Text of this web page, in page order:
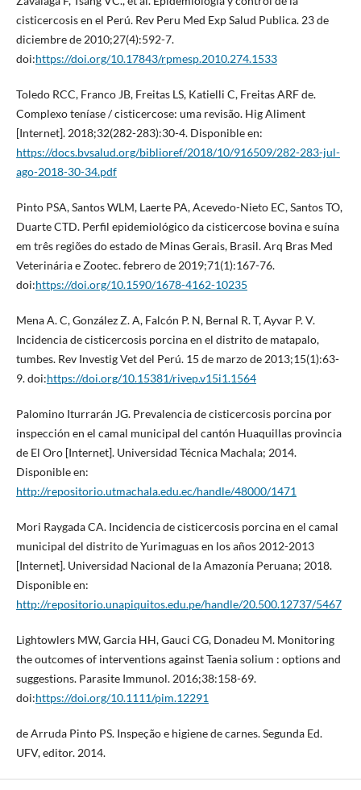
cisticercosis en el Perú. Rev Peru Med Exp Salud Publica. 23 de
diciembre de 2010;27(4):592-7.
doi:https://doi.org/10.17843/rpmesp.2010.274.1533
Toledo RCC, Franco JB, Freitas LS, Katielli C, Freitas ARF de.
Complexo teníase / cisticercose: uma revisão. Hig Aliment
[Internet]. 2018;32(282-283):30-4. Disponible en:
https://docs.bvsalud.org/biblioref/2018/10/916509/282-283-jul-
ago-2018-30-34.pdf
Pinto PSA, Santos WLM, Laerte PA, Acevedo-Nieto EC, Santos TO,
Duarte CTD. Perfil epidemiológico da cisticercose bovina e suína
em três regiões do estado de Minas Gerais, Brasil. Arq Bras Med
Veterinária e Zootec. febrero de 2019;71(1):167-76.
doi:https://doi.org/10.1590/1678-4162-10235
Mena A. C, González Z. A, Falcón P. N, Bernal R. T, Ayvar P. V.
Incidencia de cisticercosis porcina en el distrito de matapalo,
tumbes. Rev Investig Vet del Perú. 15 de marzo de 2013;15(1):63-
9. doi:https://doi.org/10.15381/rivep.v15i1.1564
Palomino Iturrarán JG. Prevalencia de cisticercosis porcina por
inspección en el camal municipal del cantón Huaquillas provincia
de El Oro [Internet]. Universidad Técnica Machala; 2014.
Disponible en:
http://repositorio.utmachala.edu.ec/handle/48000/1471
Mori Raygada CA. Incidencia de cisticercosis porcina en el camal
municipal del distrito de Yurimaguas en los años 2012-2013
[Internet]. Universidad Nacional de la Amazonía Peruana; 2018.
Disponible en:
http://repositorio.unapiquitos.edu.pe/handle/20.500.12737/5467
Lightowlers MW, Garcia HH, Gauci CG, Donadeu M. Monitoring
the outcomes of interventions against Taenia solium : options and
suggestions. Parasite Immunol. 2016;38:158-69.
doi:https://doi.org/10.1111/pim.12291
de Arruda Pinto PS. Inspeção e higiene de carnes. Segunda Ed.
UFV, editor. 2014.